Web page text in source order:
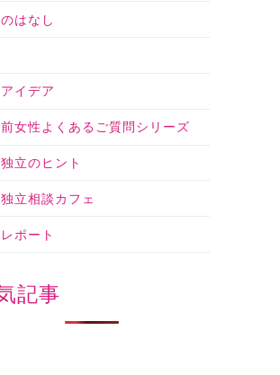
はなし
イデア
女性よくあるご質問シリーズ
立のヒント
立相談カフェ
ポート
記事